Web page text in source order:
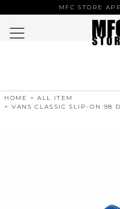
MFC STORE
HOME
ALL ITEM
VANS CLASSIC SLIP-ON 98
MFC STORE
MFC STORE/
Google Play